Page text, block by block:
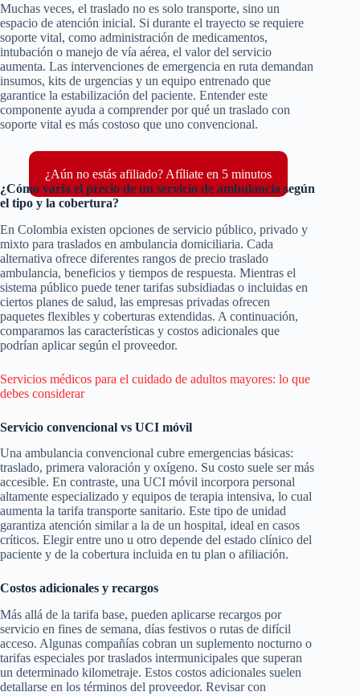
Muchas veces, el traslado no es solo transporte, sino un
espacio de atención inicial. Si durante el trayecto se requiere
soporte vital, como administración de medicamentos,
intubación o manejo de vía aérea, el valor del servicio
aumenta. Las intervenciones de emergencia en ruta demandan
insumos, kits de urgencias y un equipo entrenado que
garantice la estabilización del paciente. Entender este
componente ayuda a comprender por qué un traslado con
soporte vital es más costoso que uno convencional.
¿Aún no estás afiliado? Afíliate en 5 minutos
¿Cómo varía el precio de un servicio de ambulancia según
el tipo y la cobertura?
En Colombia existen opciones de servicio público, privado y
mixto para traslados en ambulancia domiciliaria. Cada
alternativa ofrece diferentes rangos de precio traslado
ambulancia, beneficios y tiempos de respuesta. Mientras el
sistema público puede tener tarifas subsidiadas o incluidas en
ciertos planes de salud, las empresas privadas ofrecen
paquetes flexibles y coberturas extendidas. A continuación,
comparamos las características y costos adicionales que
podrían aplicar según el proveedor.
Servicios médicos para el cuidado de adultos mayores: lo que
debes considerar
Servicio convencional vs UCI móvil
Una ambulancia convencional cubre emergencias básicas:
traslado, primera valoración y oxígeno. Su costo suele ser más
accesible. En contraste, una UCI móvil incorpora personal
altamente especializado y equipos de terapia intensiva, lo cual
aumenta la tarifa transporte sanitario. Este tipo de unidad
garantiza atención similar a la de un hospital, ideal en casos
críticos. Elegir entre uno u otro depende del estado clínico del
paciente y de la cobertura incluida en tu plan o afiliación.
Costos adicionales y recargos
Más allá de la tarifa base, pueden aplicarse recargos por
servicio en fines de semana, días festivos o rutas de difícil
acceso. Algunas compañías cobran un suplemento nocturno o
tarifas especiales por traslados intermunicipales que superan
un determinado kilometraje. Estos costos adicionales suelen
detallarse en los términos del proveedor. Revisar con